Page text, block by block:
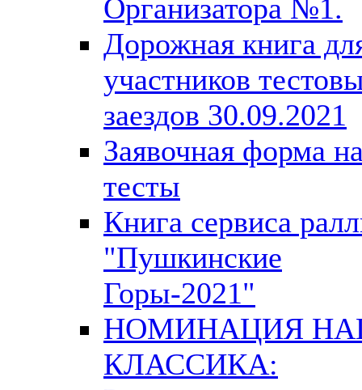
Организатора №1.
Дорожная книга
участников
заездов 30.09.2021
Заявочная форма
тесты
Книга сервиса
"Пушкинские
Горы-2021"
НОМИНАЦИЯ
КЛАССИКА: